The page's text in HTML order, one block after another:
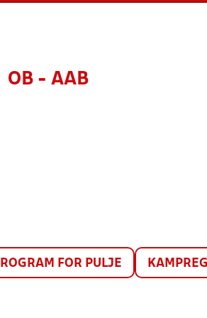
OB - AAB
FOR PULJE